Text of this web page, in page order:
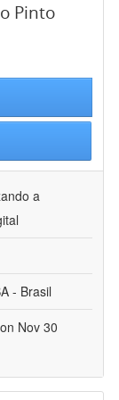
Pinto
a
- Brasil
Nov 30